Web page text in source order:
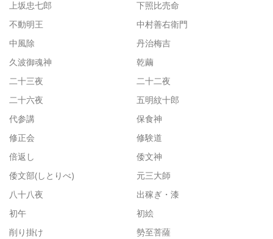
上坂忠七郎
下照比売命
不動明王
中村善右衛門
中風除
丹治梅吉
久波御魂神
乾繭
二十三夜
二十二夜
二十六夜
五明紋十郎
代参講
保食神
修正会
修験道
倍返し
倭文神
倭文部(しとりべ)
元三大師
八十八夜
出稼ぎ・漆
初午
初絵
削り掛け
勢至菩薩